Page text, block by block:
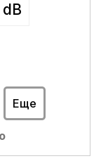
dB
Еще